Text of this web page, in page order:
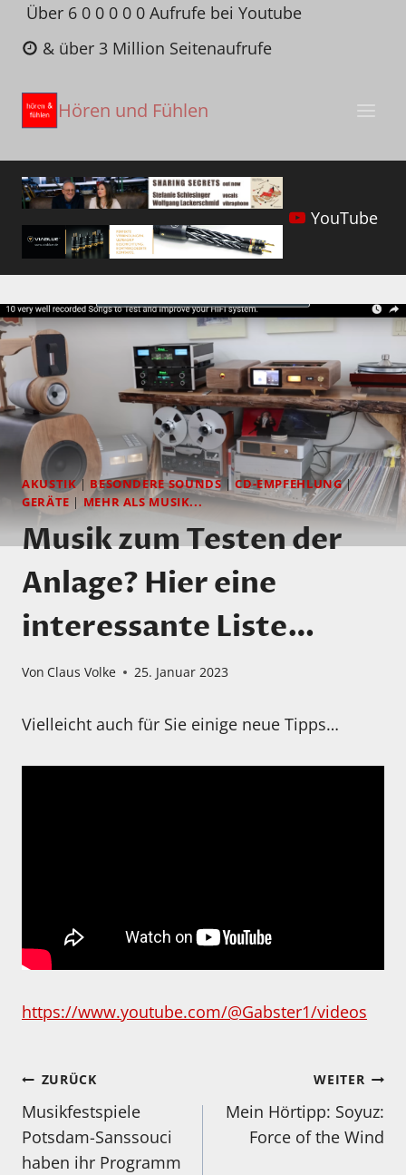
Zum
Inhalt
springen
Über 6 0 0 0 0 0 Aufrufe bei Youtube
& über 3 Million Seitenaufrufe
Hören und Fühlen
YouTube
AKUSTIK| BESONDERE SOUNDS|CD-EMPFEHLUNG|
GERÄTE | MEHR ALS MUSIK...
Musik zum Testen der
Anlage? Hier eine
interessante Liste…
Von Claus Volke 25. Januar 2023
Vielleicht auch für Sie einige neue Tipps…
https://www.youtube.com/@Gabster1/videos
Beitragsnavigation
ZURÜCK
Musikfestspiele
Potsdam-Sanssouci
haben ihr Programm
WEITER
Mein Hörtipp: Soyuz:
Force of the Wind